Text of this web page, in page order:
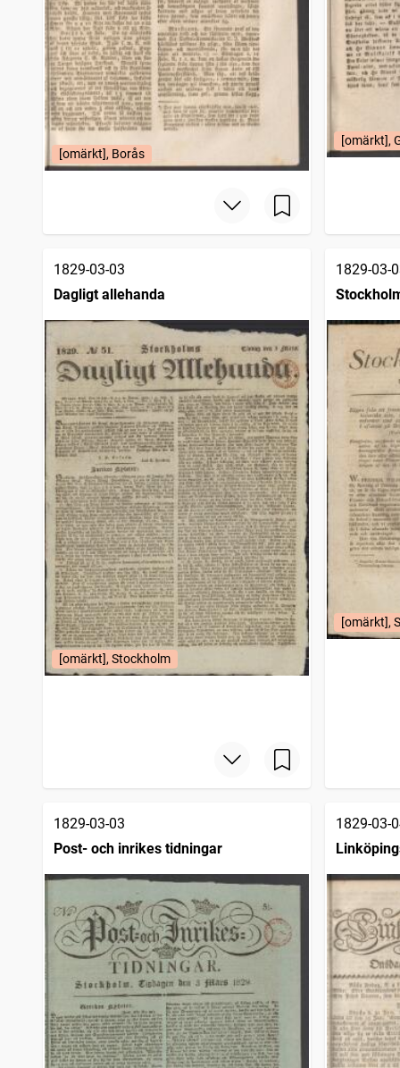
[omärkt], Borås
[omärkt],
1829-03-03
Dagligt allehanda
[omärkt], Stockholm
1829-03-
[omärkt],
1829-03-03
Post- och inrikes tidningar
1829-03-